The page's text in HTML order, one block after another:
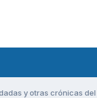
y otras crónicas